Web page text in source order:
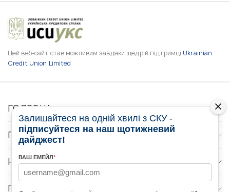
Цей веб-сайт став можливим завдяки щедрій підтримці Ukrainian
Credit Union Limited
ГОЛОВНА
ПРО НАС
НОВИНИ
ПРОГРАМИ
Залишайтеся на одній хвилі з СКУ -
підписуйтеся на наш щотижневий
дайджест!
ВАШ ЕМЕЙЛ*